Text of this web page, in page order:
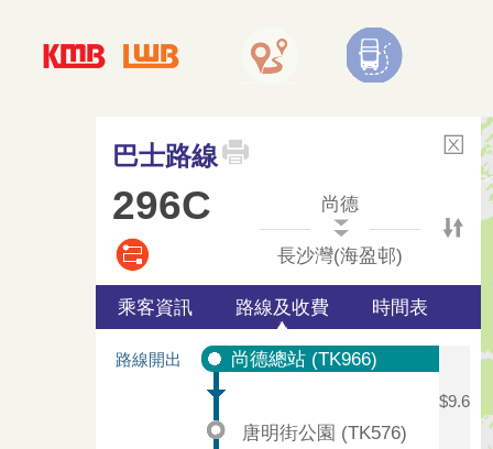
巴士路線
296C 尚德
長沙灣(海盈邨)
乘客資訊 路線及收費 時間表
路線開出 尚德總站 (TK966)
$9.6
唐明街公園 (TK576)